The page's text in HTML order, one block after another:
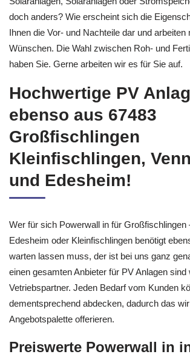
Solaranlagen, Solaranlagen oder
doch anders? Wie erscheint sich die
Ihnen die Vor- und Nachteile dar und arbeiten
haben Sie. Gerne arbeiten wir es für Sie auf.
Hochwertige PV
ebenso aus 67483
Großfischlingen
Kleinfischlingen,
Wer für sich Powerwall in für Großfischlingen
Edesheim oder Kleinfischlingen benötigt
warten lassen muss, der ist bei uns ganz
einen gesamten Anbieter für PV Anlagen sind
Vetriebspartner. Jeden Bedarf vom Kunden
Angebotspalette offerieren.